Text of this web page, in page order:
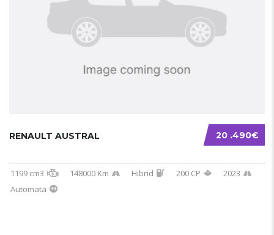
20 .490€
RENAULT AUSTRAL
1199 cm3 148000 Km Hibrid 200 CP
2023
Automata